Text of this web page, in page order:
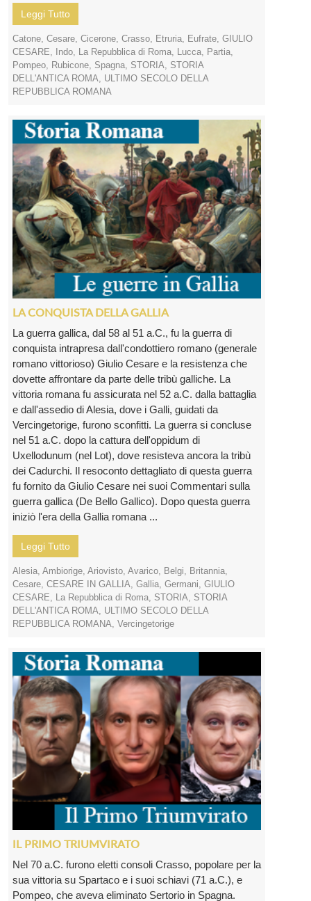
Leggi Tutto
Catone Cesare Cicerone Crasso Etruria Eufrate GIULIO
CESARE
Indo La Repubblica di Roma Lucca Partia
Pompeo
Rubicone Spagna STORIA
STORIA
DELL'ANTICA ROMA
ULTIMO SECOLO DELLA
REPUBBLICA ROMANA
LA CONQUISTA DELLA GALLIA
La guerra gallica, dal 58 al 51 a.C., fu la guerra di
conquista intrapresa dall'condottiero romano (generale
romano vittorioso) Giulio Cesare e la resistenza che
dovette affrontare da parte delle tribù galliche. La
vittoria romana fu assicurata nel 52 a.C. dalla battaglia
e dall'assedio di Alesia, dove i Galli, guidati da
Vercingetorige, furono sconfitti. La guerra si concluse
nel 51 a.C. dopo la cattura dell'oppidum di
Uxellodunum (nel Lot), dove resisteva ancora la tribù
dei Cadurchi. Il resoconto dettagliato di questa guerra
fu fornito da Giulio Cesare nei suoi Commentari sulla
guerra gallica (De Bello Gallico). Dopo questa guerra
iniziò l'era della Gallia romana ...
Leggi Tutto
Alesia Ambiorige Ariovisto Avarico Belgi Britannia
Cesare CESARE IN GALLIA Gallia Germani GIULIO
CESARE
La Repubblica di Roma STORIA
STORIA
DELL'ANTICA ROMA
ULTIMO SECOLO DELLA
REPUBBLICA ROMANA Vercingetorige
IL PRIMO TRIUMVIRATO
Nel 70 a.C. furono eletti consoli Crasso, popolare per la
sua vittoria su Spartaco e i suoi schiavi (71 a.C.), e
Pompeo, che aveva eliminato Sertorio in Spagna.